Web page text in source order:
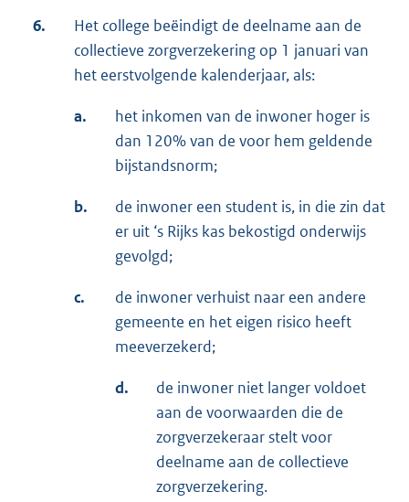
6.
Het college beëindigt de deelname aan de
collectieve zorgverzekering op 1 januari van
het eerstvolgende kalenderjaar, als:
a.
het inkomen van de inwoner hoger is
dan 120% van de voor hem geldende
bijstandsnorm;
b.
de inwoner een student is, in die zin dat
er uit ‘s Rijks kas bekostigd onderwijs
gevolgd;
c.
de inwoner verhuist naar een andere
gemeente en het eigen risico heeft
meeverzekerd;
d.
de inwoner niet langer voldoet
aan de voorwaarden die de
zorgverzekeraar stelt voor
deelname aan de collectieve
zorgverzekering.